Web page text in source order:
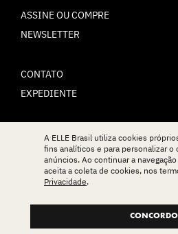
ASSINE OU COMPRE
NEWSLETTER
CONTATO
EXPEDIENTE
POLÍTICA DE PRIVACIDADE
TERMOS DE USO
A ELLE Brasil utiliza cookies
fins analíticos e para personalizar o
anúncios. Ao continuar a
aceita a coleta de cookies, nos
Privacidade.
CONCORDO